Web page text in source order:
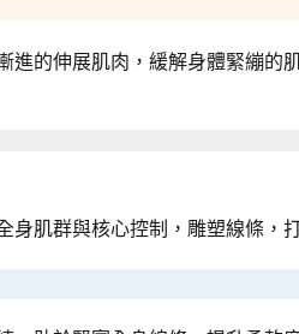
進的伸展肌肉，緩解身體緊繃的
身肌群與核心控制，雕塑線條，